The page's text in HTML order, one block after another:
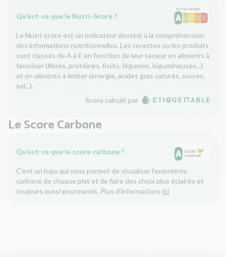
Qu’est-ce que le Nutri-Score ?
Le Nutri-score est un indicateur destiné à la compréhension
des informations nutritionnelles. Les recettes ou les produits
sont classés de A à E en fonction de leur teneur en aliments à
favoriser (fibres, protéines, fruits, légumes, légumineuses...)
et en aliments à limiter (énergie, acides gras saturés, sucres,
sel...).
Score calculé par
Le Score Carbone
Qu’est-ce que le score carbone ?
C'est un logo qui vous permet de visualiser l’empreinte
carbone de chaque plat et de faire des choix plus éclairés et
toujours aussi gourmands. Plus d'informations ici